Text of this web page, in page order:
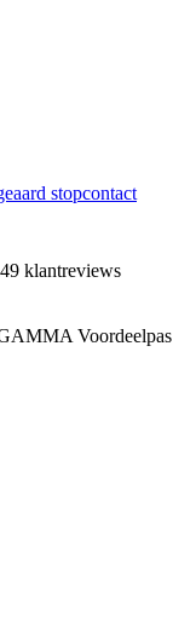
stopcontact
klantreviews
Voordeelpas